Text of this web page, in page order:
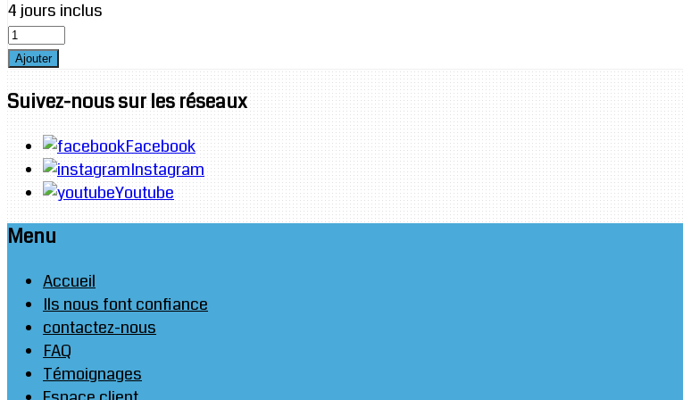
4 jours inclus
Suivez-nous sur les réseaux
Facebook
Instagram
Youtube
Menu
Accueil
Ils nous font confiance
contactez-nous
FAQ
Témoignages